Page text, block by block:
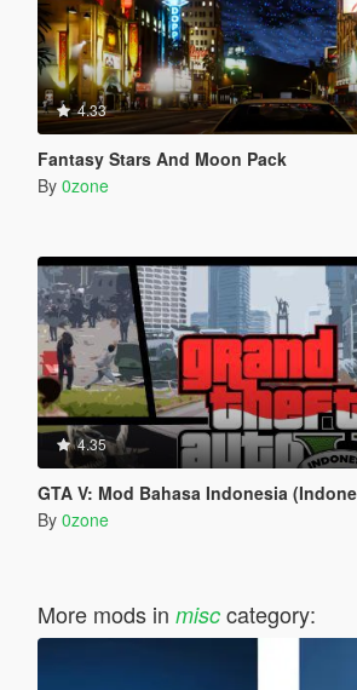
4.33
Fantasy Stars And Moon Pack
By 0zone
4.35
GTA V: Mod Bahasa Indonesia (Indonesian
By 0zone
More mods in misccategory: